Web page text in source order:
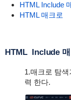
HTML Include
HTML 매크로
HTML Include
1.매크로 탐
력 한다.